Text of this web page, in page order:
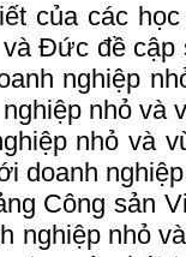
của các
Đức đề cập
nghiệp
nhỏ và
nhỏ và
doanh
Công sản
nghiệp nhỏ